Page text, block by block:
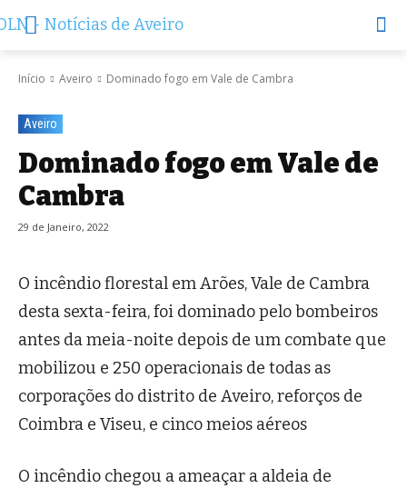
Início Aveiro Dominado fogo em Vale de Cambra
Aveiro
Dominado fogo em Vale de
Cambra
29 de Janeiro, 2022
O incêndio florestal em Arões, Vale de Cambra
desta sexta-feira, foi dominado pelo bombeiros
antes da meia-noite depois de um combate que
mobilizou e 250 operacionais de todas as
corporações do distrito de Aveiro, reforços de
Coimbra e Viseu, e cinco meios aéreos
O incêndio chegou a ameaçar a aldeia de